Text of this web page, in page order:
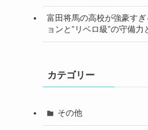
富田将馬の高校が強豪す
ョンと”リベロ級”の守備力
カテゴリー
その他